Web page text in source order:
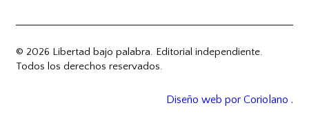
© 2026 Libertad bajo palabra. Editorial independiente.
Todos los derechos reservados.
Diseño web por Coriolano .